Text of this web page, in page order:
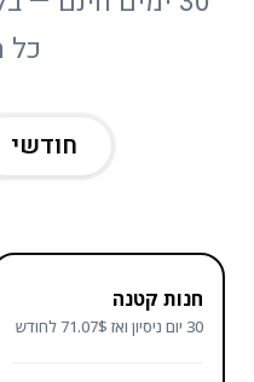
כל
חודשי
חנות קטנה
30 יום ניסיון ואז 71.07$ לחודש